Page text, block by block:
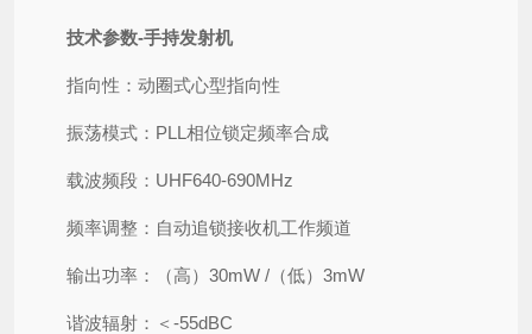
技术参数-手持发射机
指向性：动圈式心型指向性
振荡模式：PLL相位锁定频率合成
载波频段：UHF640-690MHz
频率调整：自动追锁接收机工作频道
输出功率：（高）30mW /（低）3mW
谐波辐射：＜-55dBC